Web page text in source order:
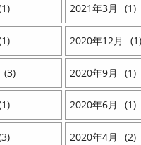
1 2021 3 1
1 2020 12 1
3 2020 9 1
1 2020 6 1
3 2020 4 2